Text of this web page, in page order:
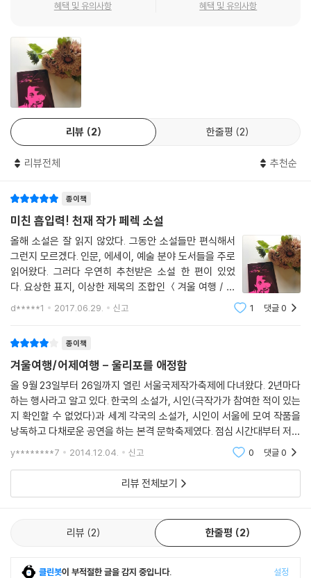
울 여행 & 그 연작들Le Voyage d’hiver & ses suites』(2013) 출간으
로 메아리치게 한 영감의 원천이 되었다.
짧은 작품 하나로 그것을 손에 넣은 모든 사람을 십중팔구 흥분으로 불타
오르게 만들었을 이 저주받은 시인…… 위고 베르니에. ―조르주 페렉,『겨
울 여행』
향’이라고 식별해내는 것이 실제로는 베르니에의 영향이었던 것…… 말라
르적인 것을 읽는다고 믿으면서 실제로는 여전히, 그리고 영원히 베르니에
를 읽었기 때문일 것이다. ―자크 루보,『어제 여행』
두 사람이 함께 한 편의 소설을 쓰는 것은 아마도 우정의 가장 빛나는 형태
중 하나일 것이다. 페렉과 루보가 함께 쓴 『겨울 여행 / 어제 여행』은 프랑
스 문학사의 이면을 여행하는 기발한 모험담이자, 표절·창작·다시쓰기에
대한 유쾌하면서도 진지한 담론이며, 페렉의 작가적 여정과 개인적 기억을
세부 소개
20세기 후반 실험문학 모임 ‘울리포OuLiPo’에서 우정을 나눈 두 작가,
소설가 조르주 페렉과 수학자이자 시인 자크 루보의 글이 동시에 실린 특
별판!
수학과 체스게임을 차용해 방대한 소설 『인생사용법』을 펴낸 조르주 페렉
이 프랑스 현대 실험소설계의 기수라면, ‘수학과 시의 작곡가’라는 수식이
붙는 루보는 뛰어난 수학자이자 시인으로 현재까지 활발히 창작중인 살아
있는 실험정신의 표본이다. 각각 울리포에 1966년(루보), 1967년(페렉)
에 가입한 두 사람은 평생 돈독한 우정을 나눈 사이였다. 루보가 결혼했을
때 페렉은 축시를 읊어주었고, 페렉이 죽고 난 후 그의 미완성 작품 『53일』
이룩한 서사의 힘과 창작법의 힘을 보여준다. 울리포 회원 열다섯 남짓으
혜택 및 유의사항 혜택 및 유의사항
리뷰 2 한줄평 2
리뷰전체 추천순
종이책
미친 흡입력! 천재 작가 페렉 소설
올해 소설은 잘 읽지 않았다. 그동안 소설들만 편식해서
그런지 모르겠다. 인문, 에세이, 예술 분야 도서들을 주로
읽어왔다. 그러다 우연히 추천받은 소설 한 편이 있었
다. 요상한 표지, 이상한 제목의 조합인 ＜겨울 여행 / 어
제 여행＞. 이 책의 저자 조르주 페렉 이름은 들어는 봤
d*****1 2017.06.29. 신고 1 댓글0
종이책
겨울여행/어제여행 - 울리포를 애정함
올 9월 23일부터 26일까지 열린 서울국제작가축제에 다녀왔다. 2년마다
하는 행사라고 알고 있다. 한국의 소설가, 시인(극작가가 참여한 적이 있는
지 확인할 수 없었다)과 세계 각국의 소설가, 시인이 서울에 모여 작품을
낭독하고 다채로운 공연을 하는 본격 문학축제였다. 점심 시간대부터 저녁
전까지의 시간은 웅진 W스테이지에서 평론가가 사회를 맡고, 한국-외국
작가들이 대담
y********7 2014.12.04. 신고 0 댓글0
리뷰 전체보기
리뷰 2 한줄평 2
클린봇이 부적절한 글을 감지 중입니다. 설정